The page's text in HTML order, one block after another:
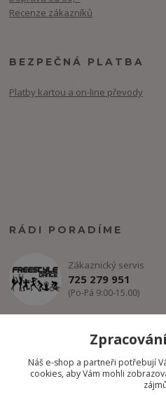
Recenze zákazníků
BEZPEČNÁ PLATBA
Platby kartou a on-line převody
RÁDI PORADÍME
Zákaznický servis
725 279 951
(Po-Pá 9:00-15.00)
Náš e-shop a partneři potřebují
cookies, aby Vám mohli